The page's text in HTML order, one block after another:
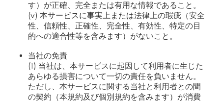
す）が正確、完全または有用な情報であること。
(v) 本サービスに事実上または法律上の瑕疵（安全
性、信頼性、正確性、完全性、有効性、特定の目
的への適合性等を含みます）がないこと。
当社の免責
(1) 当社は、本サービスに起因して利用者に生じた
あらゆる損害について一切の責任を負いません。
ただし、本サービスに関する当社と利用者との間
の契約（本規約及び個別規約を含みます）が消費